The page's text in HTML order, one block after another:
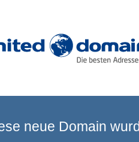
neue Domain